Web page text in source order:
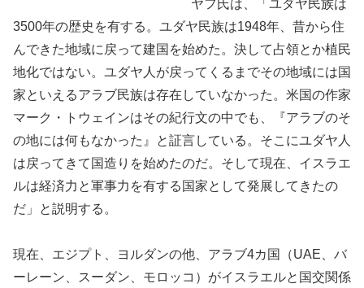
ヤフ氏は、「ユダヤ民族は
3500年の歴史を有する。ユダヤ民族は1948年、昔から住
んできた地域に戻って建国を始めた。決して占領とか植民
地化ではない。ユダヤ人が戻ってくるまでその地域には国
家といえるアラブ民族は存在していなかった。米国の作家
マーク・トウェインはその紀行文の中でも、『アラブのそ
の地には何もなかった』と証言している。そこにユダヤ人
は戻ってきて国造りを始めたのだ。そして現在、イスラエ
ルは経済力と軍事力を有する国家として発展してきたの
だ」と説明する。
現在、エジプト、ヨルダンの他、アラブ4カ国（UAE、バ
ーレーン、スーダン、モロッコ）がイスラエルと国交関係